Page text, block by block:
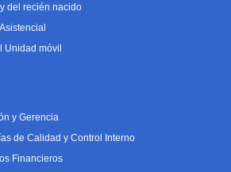
del recién nacido
Unidad móvil
y Gerencia
de Calidad y Control Interno
Financieros